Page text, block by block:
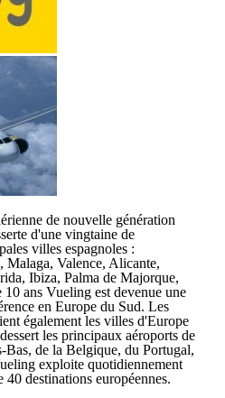
de nouvelle génération
d'une vingtaine de
villes espagnoles :
Valence, Alicante,
Ibiza, Palma de Majorque,
ans Vueling est devenue une
en Europe du Sud. Les
également les villes d'Europe
les principaux aéroports de
Bas, de la Belgique, du Portugal,
exploite quotidiennement
40 destinations européennes.